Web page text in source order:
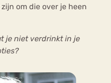
om die over je heen
je niet verdrinkt in je